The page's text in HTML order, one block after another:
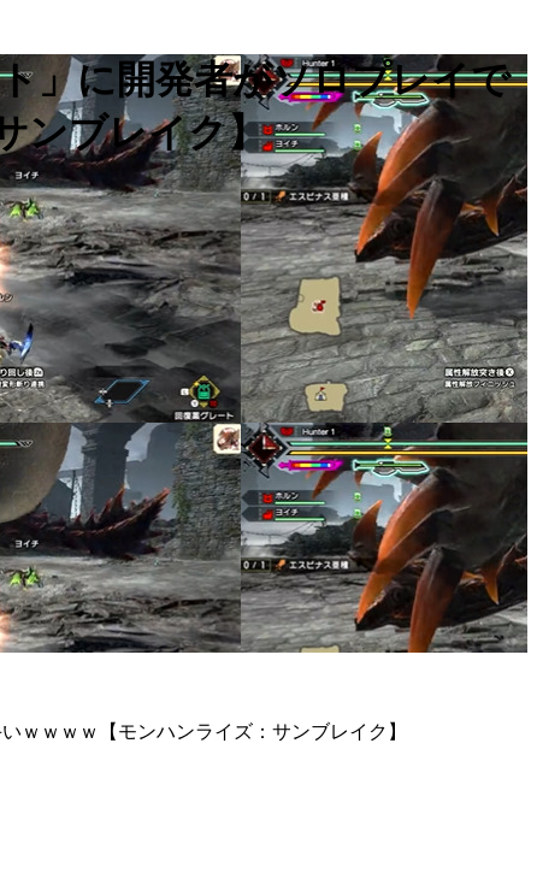
」に開発者がソロプレイで
ンブレイク】
ｗｗｗｗ【モンハンライズ：サンブレイク】